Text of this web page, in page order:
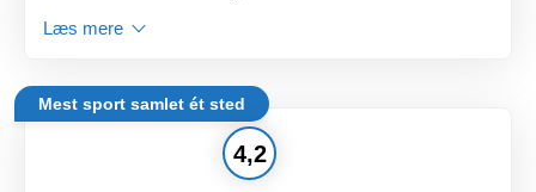
Læs mere
Mest sport samlet ét sted
4,2